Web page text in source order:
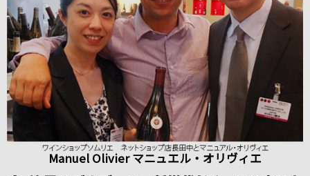
Manuel Olivier マニュエル・オリヴィエ